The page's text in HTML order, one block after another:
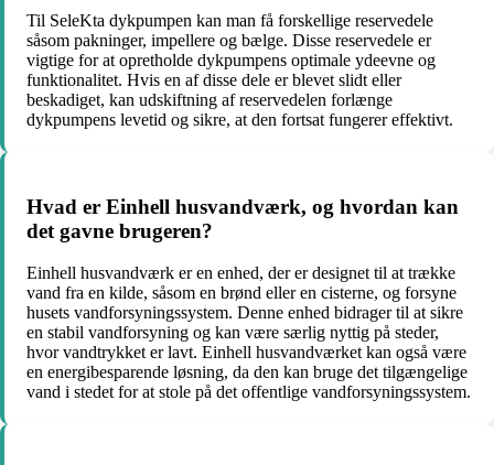
Til SeleKta dykpumpen kan man få forskellige reservedele
såsom pakninger, impellere og bælge. Disse reservedele er
vigtige for at opretholde dykpumpens optimale ydeevne og
funktionalitet. Hvis en af ​​disse dele er blevet slidt eller
beskadiget, kan udskiftning af reservedelen forlænge
dykpumpens levetid og sikre, at den fortsat fungerer effektivt.
Hvad er Einhell husvandværk, og hvordan kan
det gavne brugeren?
Einhell husvandværk er en enhed, der er designet til at trække
vand fra en kilde, såsom en brønd eller en cisterne, og forsyne
husets vandforsyningssystem. Denne enhed bidrager til at sikre
en stabil vandforsyning og kan være særlig nyttig på steder,
hvor vandtrykket er lavt. Einhell husvandværket kan også være
en energibesparende løsning, da den kan bruge det tilgængelige
vand i stedet for at stole på det offentlige vandforsyningssystem.